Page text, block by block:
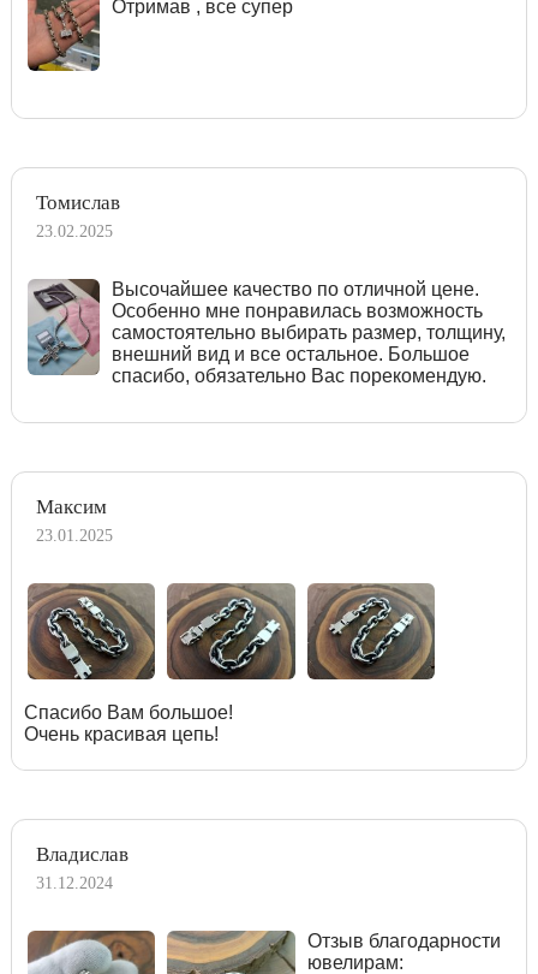
Отримав , все супер
Томислав
23.02.2025
Высочайшее качество по отличной цене.
Особенно мне понравилась возможность
самостоятельно выбирать размер, толщину,
внешний вид и все остальное. Большое
спасибо, обязательно Вас порекомендую.
Максим
23.01.2025
Спасибо Вам большое!
Очень красивая цепь!
Владислав
31.12.2024
Отзыв благодарности
ювелирам: